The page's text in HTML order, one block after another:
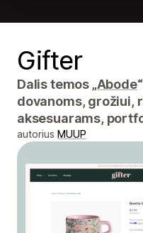
Gifter
Dalis temos „Abode“
dovanoms, grožiui,
aksesuarams,
autorius MUUP